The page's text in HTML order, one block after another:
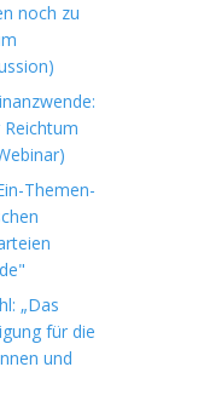
noch zu
Themen-
„Das
für die
und